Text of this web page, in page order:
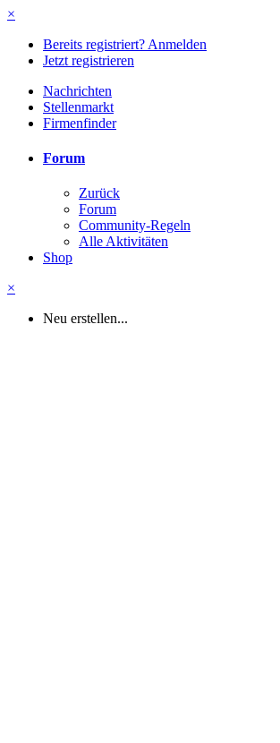
×
Bereits registriert? Anmelden
Jetzt registrieren
Nachrichten
Stellenmarkt
Firmenfinder
Forum
Zurück
Forum
Community-Regeln
Alle Aktivitäten
Shop
×
Neu erstellen...